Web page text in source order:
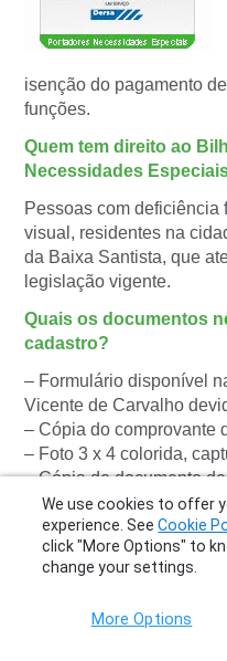
isenção do pagamento
funções.
Quem tem direito ao
Necessidades
Pessoas com deficiência
visual, residentes na
da Baixa Santista, que
legislação vigente.
Quais os documentos
cadastro?
– Formulário disponível
Vicente de Carvalho
– Cópia do comprovante
– Foto 3 x 4 colorida,
– Cópia de documento
Onde se cadastrar?
Comparecer na Central
Av. Tiago Ferreira s/n.
Como proceder em
We use cookies to offer
experience. SeeCookie
click "More Options" to
change your settings.
More Options